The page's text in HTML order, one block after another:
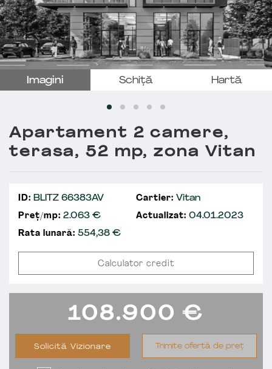
Imagini Schiță Hartă
Apartament 2 camere,
terasa, 52 mp, zona Vitan
ID: BLITZ 66383AV Cartier: Vitan
Preț/mp: 2.063 € Actualizat: 04.01.2023
Rata lunară: 554,38€
Calculator credit
108.900 €
Solicită Vizionare Trimite ofertă de preț